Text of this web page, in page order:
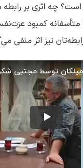
چه اثری بر
کمبود
نیز اثر منفی